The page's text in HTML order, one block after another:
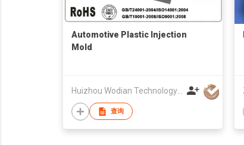
Automotive Plastic Injection
Mold
Huizhou Wodian Technology Co., Ltd.
查询